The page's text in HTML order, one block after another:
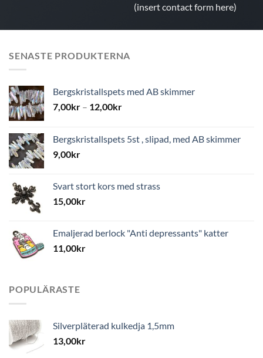
(insert contact form here)
SENASTE PRODUKTERNA
Bergskristallspets med AB skimmer
7,00kr – 12,00kr
Bergskristallspets 5st , slipad, med AB skimmer
9,00kr
Svart stort kors med strass
15,00kr
Emaljerad berlock "Anti depressants" katter
11,00kr
POPULÄRASTE
Silverpläterad kulkedja 1,5mm
13,00kr